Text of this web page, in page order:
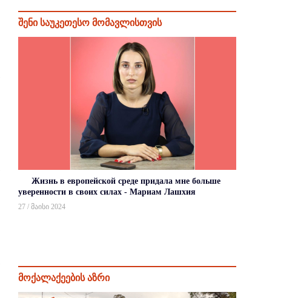
შენი საუკეთესო მომავლისთვის
Жизнь в европейской среде придала мне больше
уверенности в своих силах - Мариам Лашхия
27 / მაისი 2024
მოქალაქეების აზრი